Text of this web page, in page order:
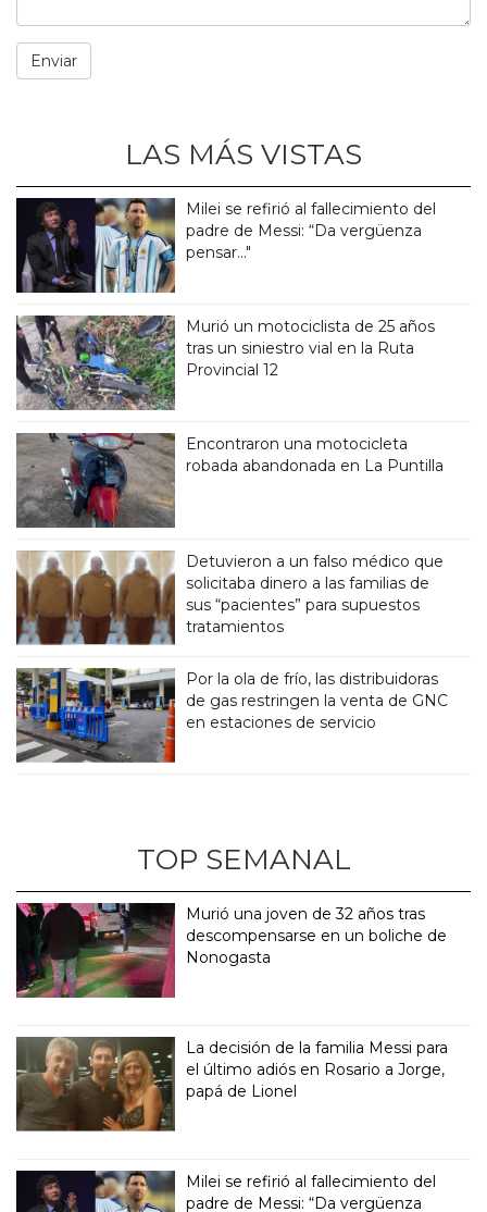
LAS MÁS VISTAS
Milei se refirió al fallecimiento del
padre de Messi: “Da vergüenza
pensar..."
Murió un motociclista de 25 años
tras un siniestro vial en la Ruta
Provincial 12
Encontraron una motocicleta
robada abandonada en La Puntilla
Detuvieron a un falso médico que
solicitaba dinero a las familias de
sus “pacientes” para supuestos
tratamientos
Por la ola de frío, las distribuidoras
de gas restringen la venta de GNC
en estaciones de servicio
TOP SEMANAL
Murió una joven de 32 años tras
descompensarse en un boliche de
Nonogasta
La decisión de la familia Messi para
el último adiós en Rosario a Jorge,
papá de Lionel
Milei se refirió al fallecimiento del
padre de Messi: “Da vergüenza